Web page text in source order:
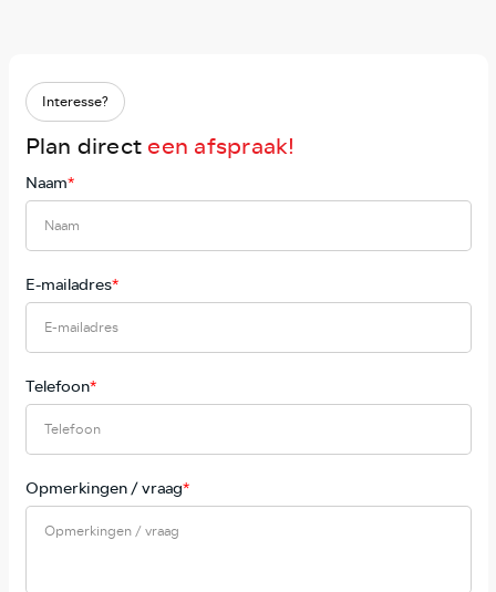
Interesse?
Plan directeen afspraak!
Naam*
E-mailadres*
Telefoon*
Opmerkingen / vraag*